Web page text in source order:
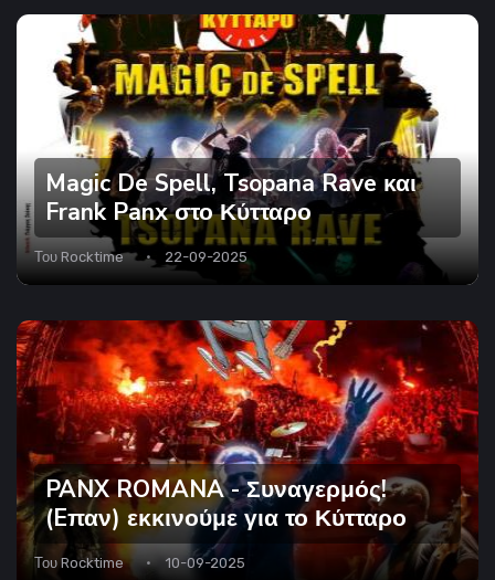
Magic De Spell, Tsopana Rave και
Frank Panx στο Κύτταρο
Του Rocktime 22-09-2025
PANX ROMANA - Συναγερμός!
(Eπαν) εκκινούμε για το Κύτταρο
ΤουRocktime 10-09-2025